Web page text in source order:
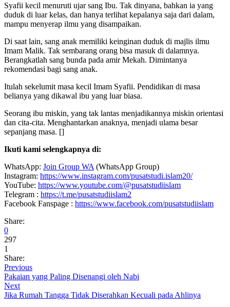
Syafii kecil menuruti ujar sang Ibu. Tak dinyana, bahkan ia yang
duduk di luar kelas, dan hanya terlihat kepalanya saja dari dalam,
mampu menyerap ilmu yang disampaikan.
Di saat lain, sang anak memiliki keinginan duduk di majlis ilmu
Imam Malik. Tak sembarang orang bisa masuk di dalamnya.
Berangkatlah sang bunda pada amir Mekah. Dimintanya
rekomendasi bagi sang anak.
Itulah sekelumit masa kecil Imam Syafii. Pendidikan di masa
belianya yang dikawal ibu yang luar biasa.
Seorang ibu miskin, yang tak lantas menjadikannya miskin orientasi
dan cita-cita. Menghantarkan anaknya, menjadi ulama besar
sepanjang masa. []
Ikuti kami selengkapnya di:
WhatsApp: Join Group WA (WhatsApp Group)
Instagram: https://www.instagram.com/pusatstudi.islam20/
YouTube: https://www.youtube.com/@pusatstudiislam
Telegram : https://t.me/pusatstudiislam2
Facebook Fanspage : https://www.facebook.com/pusatstudiislam
Share:
0
297
1
Share:
Previous
Pakaian yang Paling Disenangi oleh Nabi
Next
Jika Rumah Tangga Tidak Diserahkan Kecuali pada Ahlinya